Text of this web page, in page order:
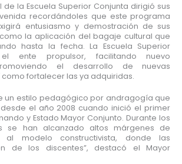
de la Escuela Superior Conjunta dirigió sus
recordándoles que este programa
entusiasmo y demostración de sus
la aplicación del bagaje cultural que
hasta la fecha. La Escuela Superior
ente propulsor, facilitando nuevo
el desarrollo de nuevas
fortalecer las ya adquiridas.
un estilo pedagógico por andragogía que
el año 2008 cuando inició el primer
y Estado Mayor Conjunto. Durante los
se han alcanzado altos márgenes de
al modelo constructivista, donde las
de los discentes”, destacó el Mayor